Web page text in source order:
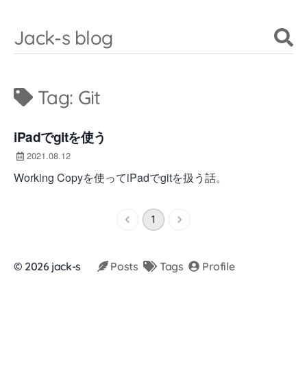
Jack-s blog
Tag: Git
iPadでgitを使う
2021.08.12
Working Copyを使ってiPadでgitを扱う話。
1
© 2026 jack-s Posts Tags Profile